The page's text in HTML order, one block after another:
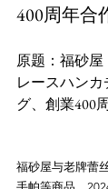
400周年合
原题：福砂
レースハン
福砂屋与老牌蕾